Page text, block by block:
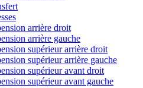
arrière droit
arrière gauche
supérieur arrière droit
supérieur arrière gauche
supérieur avant droit
supérieur avant gauche